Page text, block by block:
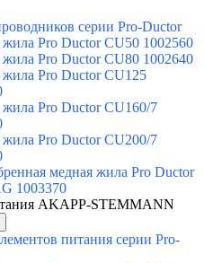
серии Pro-Ductor
Pro Ductor CU50 1002560
Pro Ductor CU80 1002640
Pro Ductor CU125
Pro Ductor CU160/7
Pro Ductor CU200/7
медная жила Pro Ductor
1003370
AKAPP-STEMMANN
питания серии Pro-